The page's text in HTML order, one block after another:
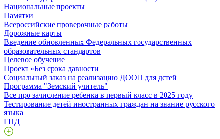
Национальные проекты
Памятки
Всероссийские проверочные работы
Дорожные карты
Введение обновленных Федеральных государственных
образовательных стандартов
Целевое обучение
Проект «Без срока давности
Социальный заказ на реализацию ДООП для детей
Программа "Земский учитель"
Все про зачисление ребенка в первый класс в 2025 году
Тестирование детей иностранных граждан на знание русского
языка
ГПД